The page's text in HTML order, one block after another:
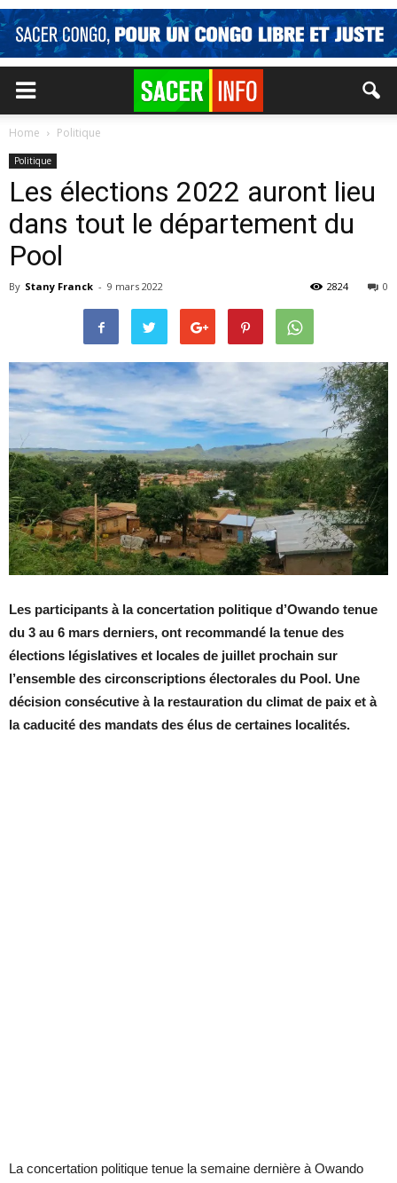
Home Politique
Politique
Les élections 2022 auront lieu
dans tout le département du
Pool
By Stany Franck - 9 mars 2022 0
2824
Les participants à la concertation politique d’Owando tenue
du 3 au 6 mars derniers, ont recommandé la tenue des
élections législatives et locales de juillet prochain sur
l’ensemble des circonscriptions électorales du Pool. Une
décision consécutive à la restauration du climat de paix et à
la caducité des mandats des élus de certaines localités.
La concertation politique tenue la semaine dernière à Owando